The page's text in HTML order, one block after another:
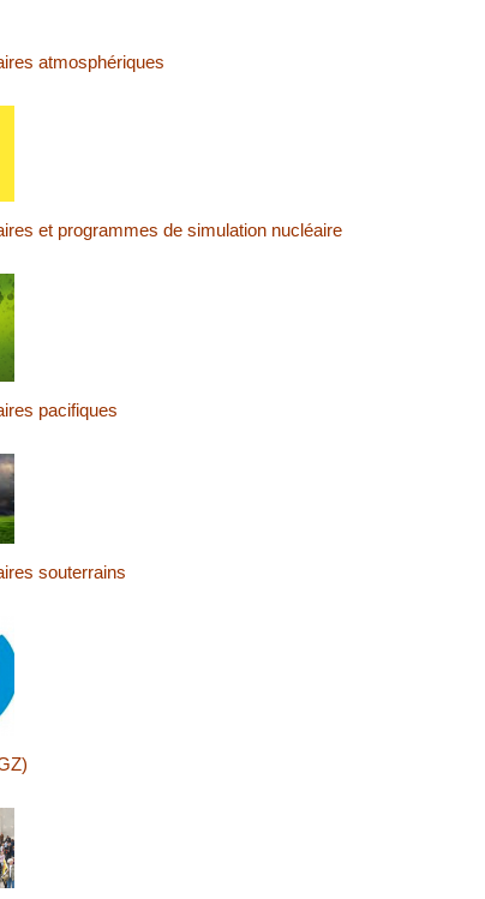
atmosphériques
et programmes de simulation nucléaire
pacifiques
souterrains